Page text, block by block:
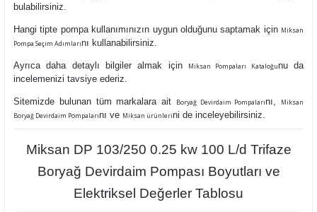
bulabilirsiniz.
Hangi tipte pompa kullanımınızın uygun olduğunu saptamak için Miksan
Pompa Seçim Adımlarını kullanabilirsiniz.
Ayrıca daha detaylı bilgiler almak için Miksan Pompaları Kataloğunu da
incelemenizi tavsiye ederiz.
Sitemizde bulunan tüm markalara ait Boryağ Devirdaim Pompalarını,
Miksan
Boryağ Devirdaim Pompalarını ve Miksan ürünlerini de inceleyebilirsiniz.
Miksan DP 103/250 0.25 kw 100 L/d Trifaze
Boryağ Devirdaim Pompası Boyutları ve
Elektriksel Değerler Tablosu